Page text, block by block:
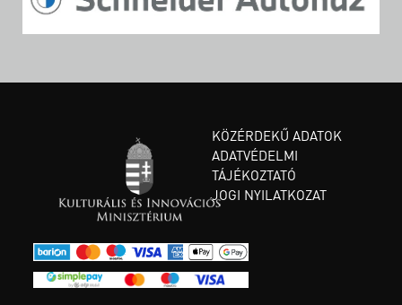
KÖZÉRDEKŰ ADATOK
ADATVÉDELMI
TÁJÉKOZTATÓ
JOGI NYILATKOZAT